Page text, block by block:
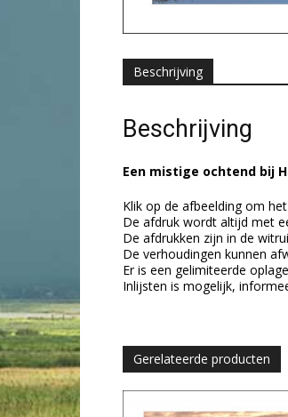
Beschrijving
Beschrijving
Een mistige ochtend bij
Klik op de afbeelding om
De afdruk wordt altijd met
De afdrukken zijn in de
De verhoudingen kunnen
Er is een gelimiteerde
Inlijsten is mogelijk,
Gerelateerde producten